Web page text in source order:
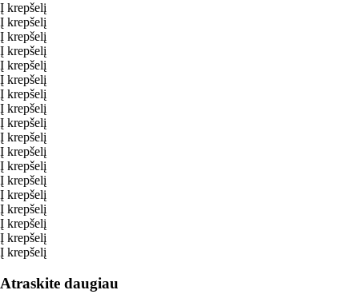
Į krepšelį
Į krepšelį
Į krepšelį
Į krepšelį
Į krepšelį
Į krepšelį
Į krepšelį
Į krepšelį
Į krepšelį
Į krepšelį
Į krepšelį
Į krepšelį
Į krepšelį
Į krepšelį
Į krepšelį
Į krepšelį
Į krepšelį
Į krepšelį
Atraskite daugiau